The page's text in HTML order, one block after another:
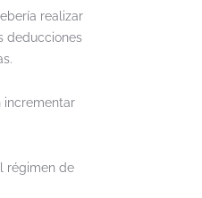
realizar
deducciones
incrementar
régimen de